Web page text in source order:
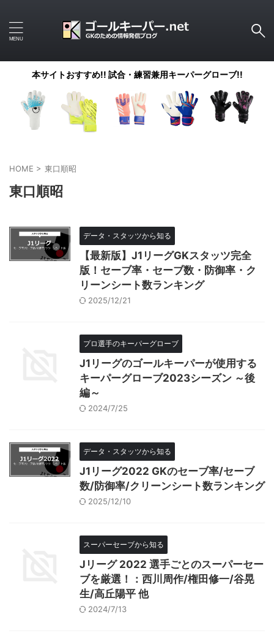
本サイトおすすめ!! 試合・練習兼用キーパーグローブ!!
HOME > 東口順昭
東口順昭
データ・スタッツから知る
【最新版】J1リーグGKスタッツ完全
版！セーブ率・セーブ数・防御率・ク
リーンシート数ランキング
2025/12/21
プロ選手のキーパーグローブ
J1リーグのゴールキーパーが使用する
キーパーグローブ2023シーズン ～後
編～
2024/7/25
データ・スタッツから知る
J1リーグ2022 GKのセーブ率/セーブ
数/防御率/クリーンシート数ランキング
2025/12/10
スーパーセーブから知る
Jリーグ 2022 選手ごとのスーパーセー
ブを厳選！：西川周作/権田修一/谷晃
生/高丘陽平 他
2024/7/13